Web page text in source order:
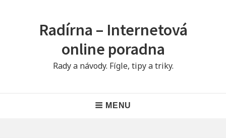
Radírna – Internetová
online poradna
Rady a návody. Fígle, tipy a triky.
MENU